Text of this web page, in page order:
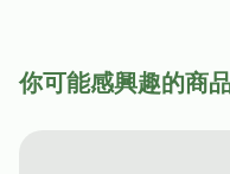
你可能感興趣的商